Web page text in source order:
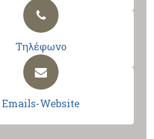
Τηλέφωνο
Emails-Website